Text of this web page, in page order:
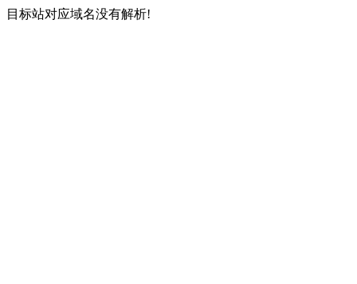
目标站对应域名没有解析!